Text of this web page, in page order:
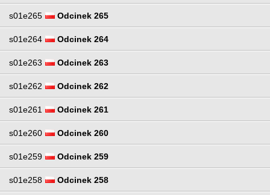
s01e265 Odcinek 265
s01e264 Odcinek 264
s01e263 Odcinek 263
s01e262 Odcinek 262
s01e261 Odcinek 261
s01e260 Odcinek 260
s01e259 Odcinek 259
s01e258 Odcinek 258